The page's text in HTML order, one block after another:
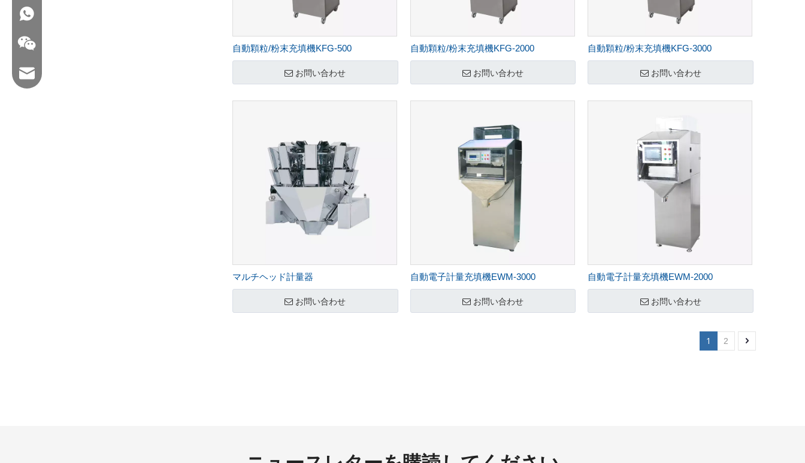
自動顆粒/粉末充填機KFG-500
お問い合わせ
自動顆粒/粉末充填機KFG-2000
お問い合わせ
自動顆粒/粉末充填機KFG-3000
お問い合わせ
マルチヘッド計量器
お問い合わせ
自動電子計量充填機EWM-3000
お問い合わせ
自動電子計量充填機EWM-2000
お問い合わせ
1 2